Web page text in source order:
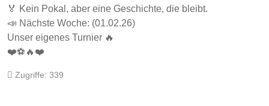
🏅 Kein Pokal, aber eine Geschichte, die bleibt.
📣 Nächste Woche: (01.02.26)
Unser eigenes Turnier 🔥
❤️⚽🔥❤️
Zugriffe: 339